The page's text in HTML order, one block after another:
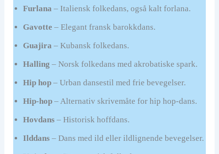
Furlana – Italiensk folkedans, også kalt forlana.
Gavotte – Elegant fransk barokkdans.
Guajira – Kubansk folkedans.
Halling – Norsk folkedans med akrobatiske spark.
Hip hop– Urban dansestil med frie bevegelser.
Hip-hop– Alternativ skrivemåte for hip hop-dans.
Hovdans – Historisk hoffdans.
Ilddans – Dans med ild eller ildlignende bevegelser.